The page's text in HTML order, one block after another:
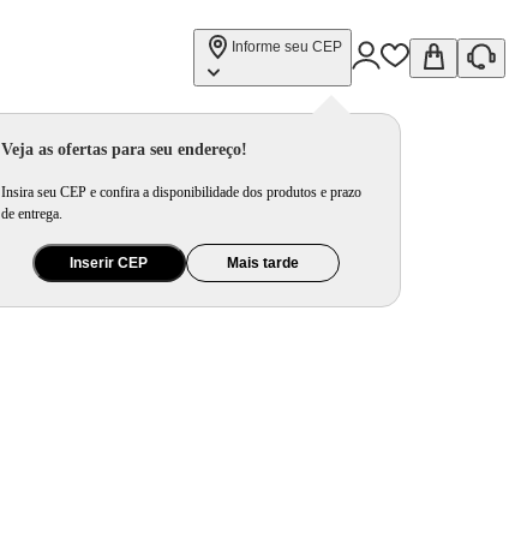
Informe seu CEP
Veja as ofertas para seu endereço!
Insira seu CEP e confira a disponibilidade dos produtos e prazo
de entrega.
Inserir CEP Mais tarde